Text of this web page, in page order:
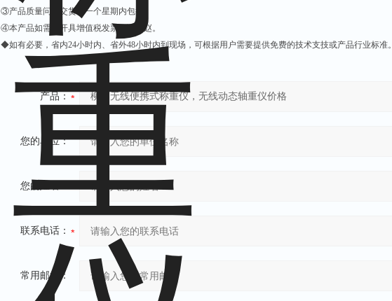
③产品质量问题交货后一个星期内包换。
④本产品如需要开具增值税发票，请先赵。
◆如有必要，省内24小时内、省外48小时内到现场，可根据用户需要提供免费的技术支技或产品行业标准。
产品：
您的单位：
您的姓名：
联系电话：
常用邮箱：